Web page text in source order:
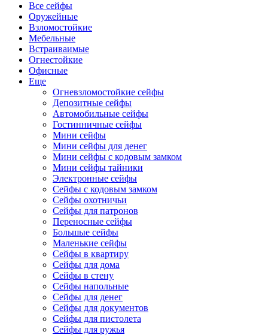
Все сейфы
Оружейные
Взломостойкие
Мебельные
Встраиваимые
Огнестойкие
Офисные
Еще
Огневзломостойкие сейфы
Депозитные сейфы
Автомобильные сейфы
Гостинничные сейфы
Мини сейфы
Мини сейфы для денег
Мини сейфы с кодовым замком
Мини сейфы тайники
Электронные сейфы
Сейфы с кодовым замком
Сейфы охотничьи
Сейфы для патронов
Переносные сейфы
Большые сейфы
Маленькие сейфы
Сейфы в квартиру
Сейфы для дома
Сейфы в стену
Сейфы напольные
Сейфы для денег
Сейфы для документов
Сейфы для пистолета
Сейфы для ружья